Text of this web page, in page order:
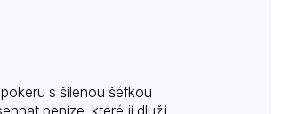
s šílenou šéfkou
peníze, které jí dluží.